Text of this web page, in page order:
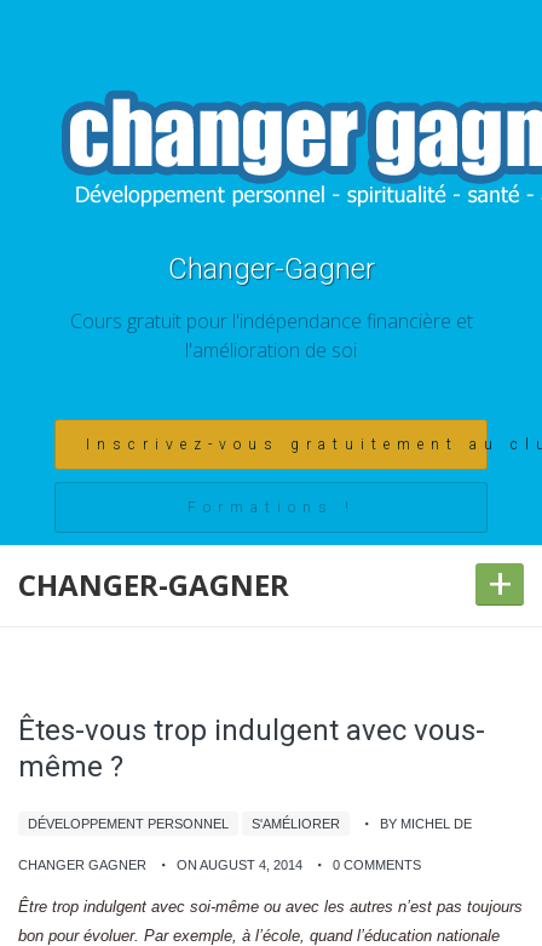
Changer-Gagner
Cours gratuit pour l'indépendance financière et
l'amélioration de soi
Inscrivez-vous gratuitement au
Formations !
CHANGER-GAGNER +
Êtes-vous trop indulgent avec vous-
même ?
DÉVELOPPEMENT PERSONNEL S'AMÉLIORER BY MICHEL DE
CHANGER GAGNER ON AUGUST 4, 2014 0 COMMENTS
Être trop indulgent avec soi-même ou avec les autres n’est pas toujours
bon pour évoluer. Par exemple, à l’école, quand l’éducation nationale